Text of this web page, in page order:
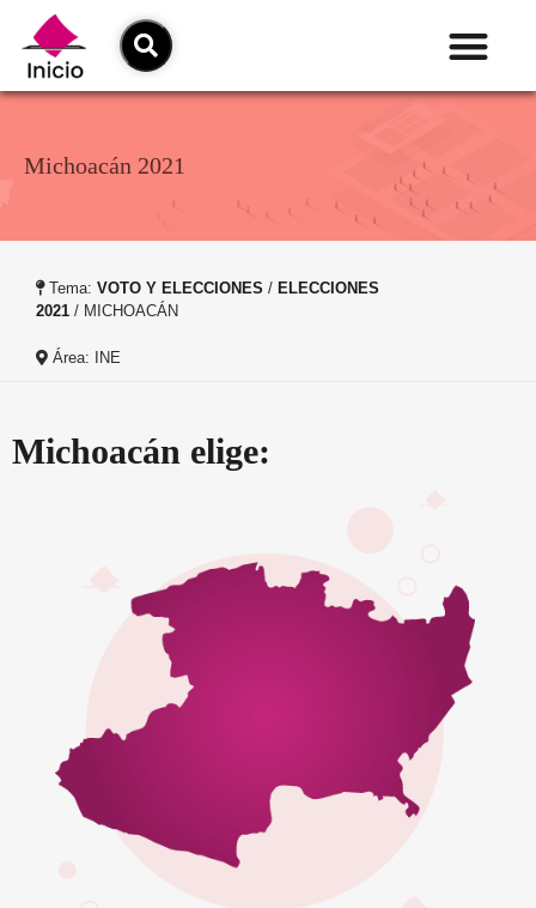
Michoacán 2021
Tema: VOTO Y ELECCIONES / ELECCIONES
2021 / MICHOACÁN
Área: INE
Michoacán elige: